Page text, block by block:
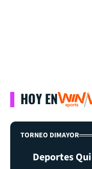
HOY EN
TORNEO DIMAYOR
Deportes